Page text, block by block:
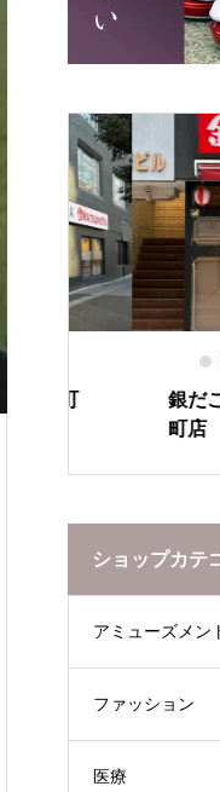
活動を行います。
2025.12.27
2024.10.05
2025.11.08
2024.07.15
2024.09.25
2024.09.29
2025.03.21
2024.09.15
なら
なぜ
の秘密
「秋」の街で
とあたたかさ
銀だこハイ
ショップカテ
アミューズメン
ファッション
医療